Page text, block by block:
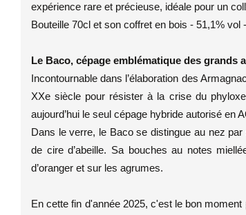
expérience rare et précieuse, idéale pour un
Bouteille 70cl et son coffret en bois - 51,1% vol
Le Baco, cépage emblématique des grands
Incontournable dans l’élaboration des
XXe siècle pour résister à la crise du
aujourd’hui le seul cépage hybride autorisé en
Dans le verre, le Baco se distingue au nez
de cire d’abeille. Sa bouches au notes
d’oranger et sur les agrumes.
En cette fin d'année 2025, c'est le bon